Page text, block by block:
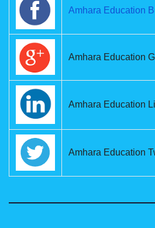
Amhara Education
Amhara Education
Amhara Education
Amhara Education